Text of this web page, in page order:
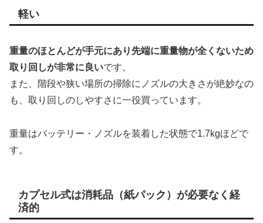
軽い
重量のほとんどが手元にあり先端に重量物が全くないため
取り回しが非常に良いです。
また、階段や狭い場所の掃除にノズルの大きさが絶妙なの
も、取り回しのしやすさに一役買っています。
重量はバッテリー・ノズルを装着した状態で1.7kgほどで
す。
カプセル式は消耗品（紙パック）が必要なく経
済的